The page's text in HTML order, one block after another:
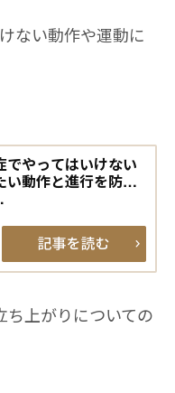
ない動作や運動に
でやってはいけない
い動作と進行を防ぐ
ち上がりについての